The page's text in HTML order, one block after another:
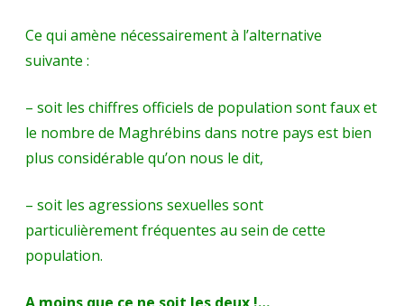
Ce qui amène nécessairement à l’alternative
suivante :
– soit les chiffres officiels de population sont faux et
le nombre de Maghrébins dans notre pays est bien
plus considérable qu’on nous le dit,
– soit les agressions sexuelles sont
particulièrement fréquentes au sein de cette
population.